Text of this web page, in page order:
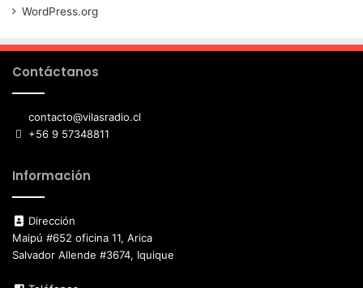
WordPress.org
Contáctanos
contacto@vilasradio.cl
+56 9 57348811
Información
Dirección
Maipú #652 oficina 11, Arica
Salvador Allende #3674, Iquique